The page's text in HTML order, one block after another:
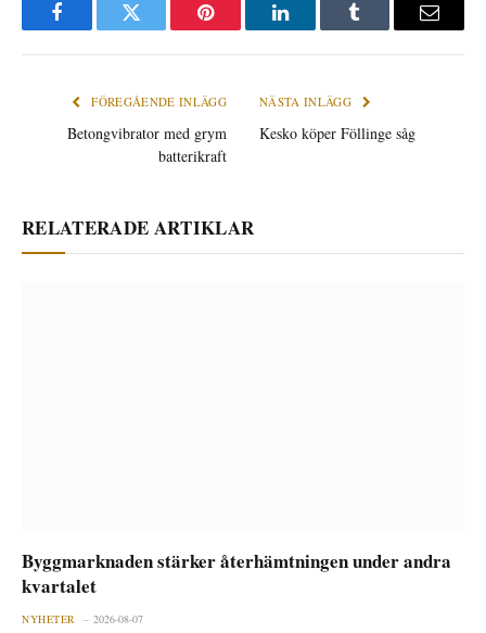
FacebookTwitter Pinterest LinkedInTumblr
E-
FÖREGÅENDE INLÄGG
Betongvibrator med grym
batterikraft
NÄSTA INLÄGG
Kesko köper Föllinge såg
RELATERADE ARTIKLAR
Byggmarknaden stärker återhämtningen under andra
kvartalet
NYHETER 2026-08-07